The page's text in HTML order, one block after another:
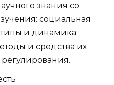
знания со
социальная
и динамика
и средства их